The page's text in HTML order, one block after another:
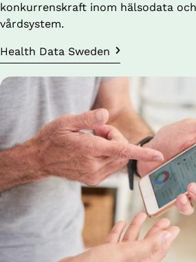
konkurrenskraft inom hälsodata
vårdsystem.
Health Data Sweden